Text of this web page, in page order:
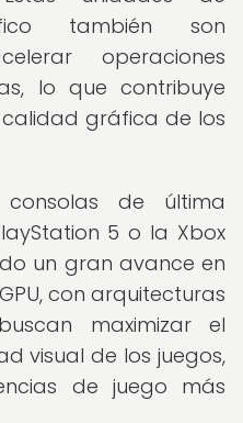
también son
operaciones
lo que contribuye
gráfica de los
de última
5 o la Xbox
un gran avance en
con arquitecturas
maximizar el
visual de los juegos,
de juego más